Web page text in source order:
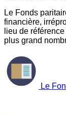
Le Fonds
financière,
lieu de
plus grand
Le